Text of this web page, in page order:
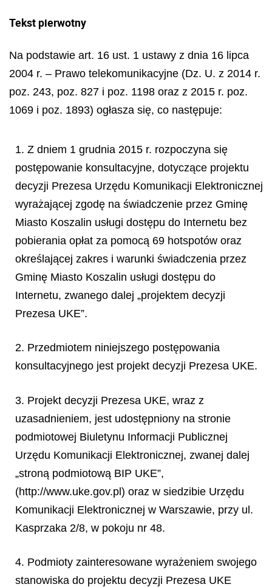
Tekst pierwotny
Na podstawie art. 16 ust. 1 ustawy z dnia 16 lipca
2004 r. – Prawo telekomunikacyjne (Dz. U. z 2014 r.
poz. 243, poz. 827 i poz. 1198 oraz z 2015 r. poz.
1069 i poz. 1893) ogłasza się, co następuje:
1. Z dniem 1 grudnia 2015 r. rozpoczyna się
postępowanie konsultacyjne, dotyczące projektu
decyzji Prezesa Urzędu Komunikacji Elektronicznej
wyrażającej zgodę na świadczenie przez Gminę
Miasto Koszalin usługi dostępu do Internetu bez
pobierania opłat za pomocą 69 hotspotów oraz
określającej zakres i warunki świadczenia przez
Gminę Miasto Koszalin usługi dostępu do
Internetu, zwanego dalej „projektem decyzji
Prezesa UKE”.
2. Przedmiotem niniejszego postępowania
konsultacyjnego jest projekt decyzji Prezesa UKE.
3. Projekt decyzji Prezesa UKE, wraz z
uzasadnieniem, jest udostępniony na stronie
podmiotowej Biuletynu Informacji Publicznej
Urzędu Komunikacji Elektronicznej, zwanej dalej
„stroną podmiotową BIP UKE”,
(http://www.uke.gov.pl) oraz w siedzibie Urzędu
Komunikacji Elektronicznej w Warszawie, przy ul.
Kasprzaka 2/8, w pokoju nr 48.
4. Podmioty zainteresowane wyrażeniem swojego
stanowiska do projektu decyzji Prezesa UKE